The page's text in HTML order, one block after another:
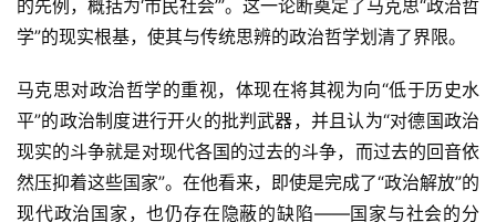
的先例，概括为‘市民社会’”。这一论断奠定了马克思“政治哲
学”的现实根基，使其与传统思辨的政治哲学划清了界限。
马克思对政治哲学的重视，体现在将其视为向“低于历史水
平”的政治制度进行开火的批判武器，并且认为“对德国政治
现实的斗争就是对现代各国的过去的斗争，而过去的回音依
然压抑着这些国家”。在他看来，即使是完成了“政治解放”的
现代政治国家，也仍存在隐蔽的缺陷——国家与社会的分